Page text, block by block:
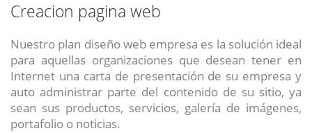
Creacion pagina web
Nuestro plan diseño web empresa es la solución ideal
para aquellas organizaciones que desean tener en
Internet una carta de presentación de su empresa y
auto administrar parte del contenido de su sitio, ya
sean sus productos, servicios, galería de imágenes,
portafolio o noticias.